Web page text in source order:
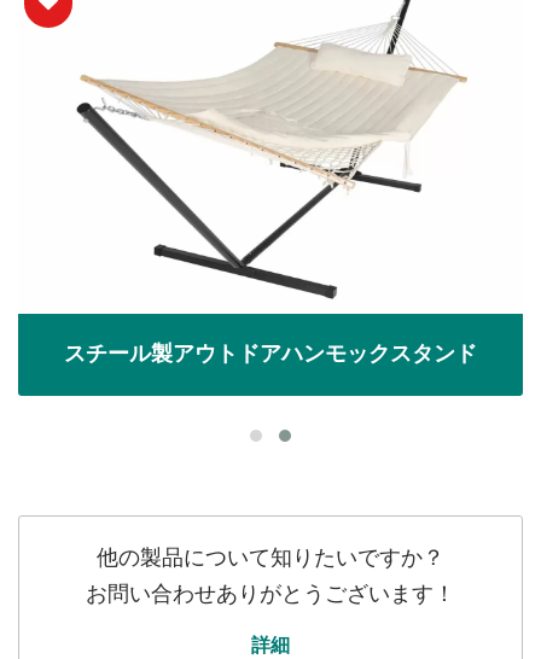
スチール製アウトドアハンモックスタンド
他の製品について知りたいですか？
お問い合わせありがとうございます！
詳細